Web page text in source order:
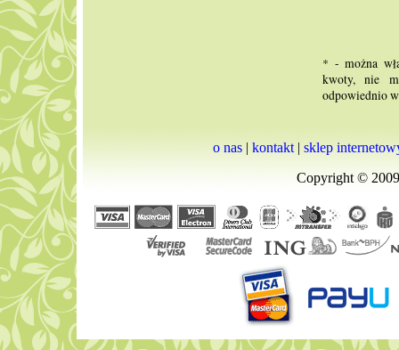
* - można
kwoty, nie
odpowiednio
o nas| kontakt| sklep
Copyright ©